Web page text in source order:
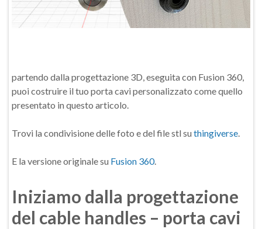
partendo dalla progettazione 3D, eseguita con Fusion 360,
puoi costruire il tuo porta cavi personalizzato come quello
presentato in questo articolo.
Trovi la condivisione delle foto e del file stl su thingiverse.
E la versione originale su Fusion 360.
Iniziamo dalla progettazione
del cable handles – porta cavi